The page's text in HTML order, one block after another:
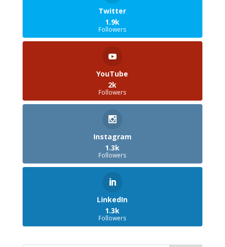
Twitter
1.9k
Followers
YouTube
2k
Followers
Instagram
1.3k
Followers
LinkedIn
1.3k
Followers